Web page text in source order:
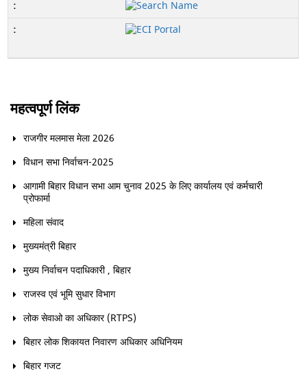
महत्वपूर्ण लिंक
राजगीर मलमास मेला 2026
विधान सभा निर्वाचन-2025
आगामी बिहार विधान सभा आम चुनाव 2025 के लिए कार्यालय एवं कर्मचारी
प्रोफार्मा
महिला संवाद
मुख्यमंत्री बिहार
मुख्य निर्वाचन पदाधिकारी , बिहार
राजस्व एवं भूमि सुधार विभाग
लोक सेवाओ का अधिकार (RTPS)
बिहार लोक शिकायत निवारण अधिकार अधिनियम
बिहार गजट